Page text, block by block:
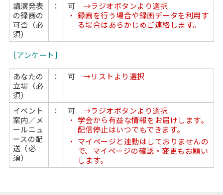
講演発表
の録画の
可否（必
須）
： 可 →ラジオボタンより選択
録画を行う場合や録画データを利用す
る場合はあらかじめご連絡します。
［アンケート］
あなたの
立場（必
須）
： 可 →リストより選択
イベント
案内／メ
ールニュ
ースの配
送（必
須）
： 可 →ラジオボタンより選択
学会から有益な情報をお届けします。
配信停止はいつでもできます。
マイページと連動はしておりませんの
で、マイページの確認・変更もお願い
します。